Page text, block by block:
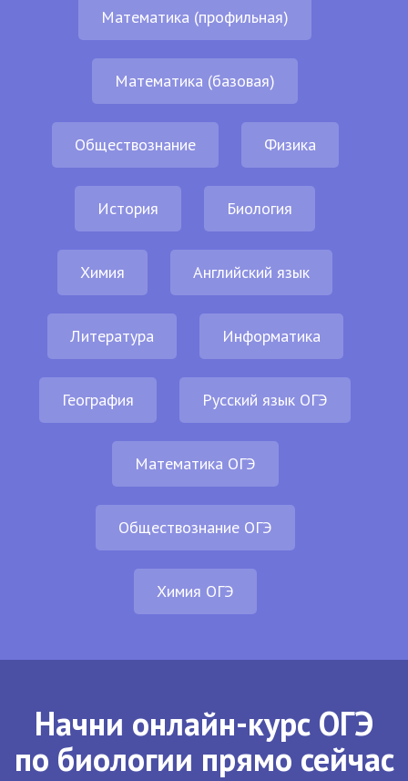
Математика (профильная)
Математика (базовая)
Обществознание Физика
История Биология
Химия Английский язык
Литература Информатика
География Русский язык ОГЭ
Математика ОГЭ
Обществознание ОГЭ
Химия ОГЭ
Начни онлайн-курс ОГЭ
по биологии прямо сейчас